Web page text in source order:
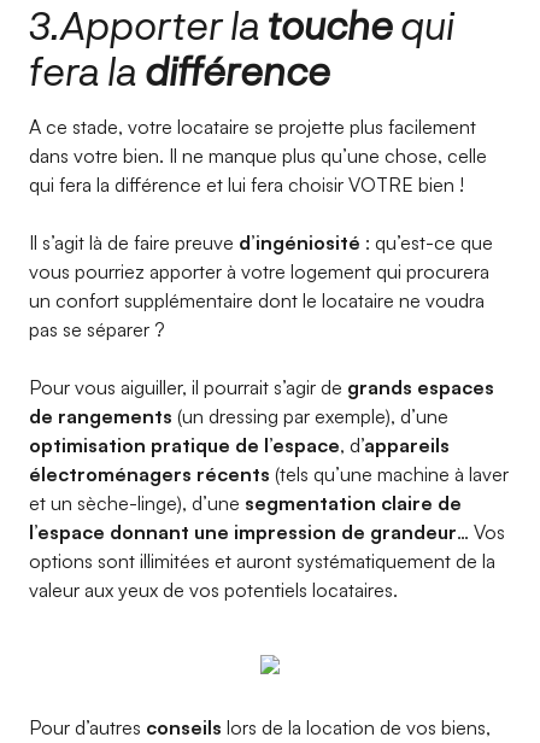
3.Apporter la touchequi
fera la différence
A ce stade, votre locataire se projette plus facilement
dans votre bien. Il ne manque plus qu’une chose, celle
qui fera la différence et lui fera choisir VOTRE bien !
Il s’agit là de faire preuve d’ingéniosité : qu’est-ce que
vous pourriez apporter à votre logement qui procurera
un confort supplémentaire dont le locataire ne voudra
pas se séparer ?
Pour vous aiguiller, il pourrait s’agir de grands espaces
de rangements (un dressing par exemple), d’une
optimisation pratique de l’espace, d’appareils
électroménagers récents (tels qu’une machine à laver
et un sèche-linge), d’une segmentation claire de
l’espace donnant une impression de grandeur… Vos
options sont illimitées et auront systématiquement de la
valeur aux yeux de vos potentiels locataires.
Pour d’autres conseils lors de la location de vos biens,